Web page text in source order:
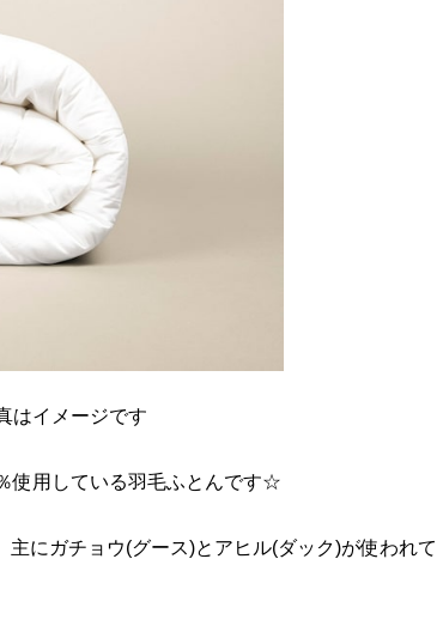
はイメージです
使用している羽毛ふとんです☆
にガチョウ(グース)とアヒル(ダック)が使われ